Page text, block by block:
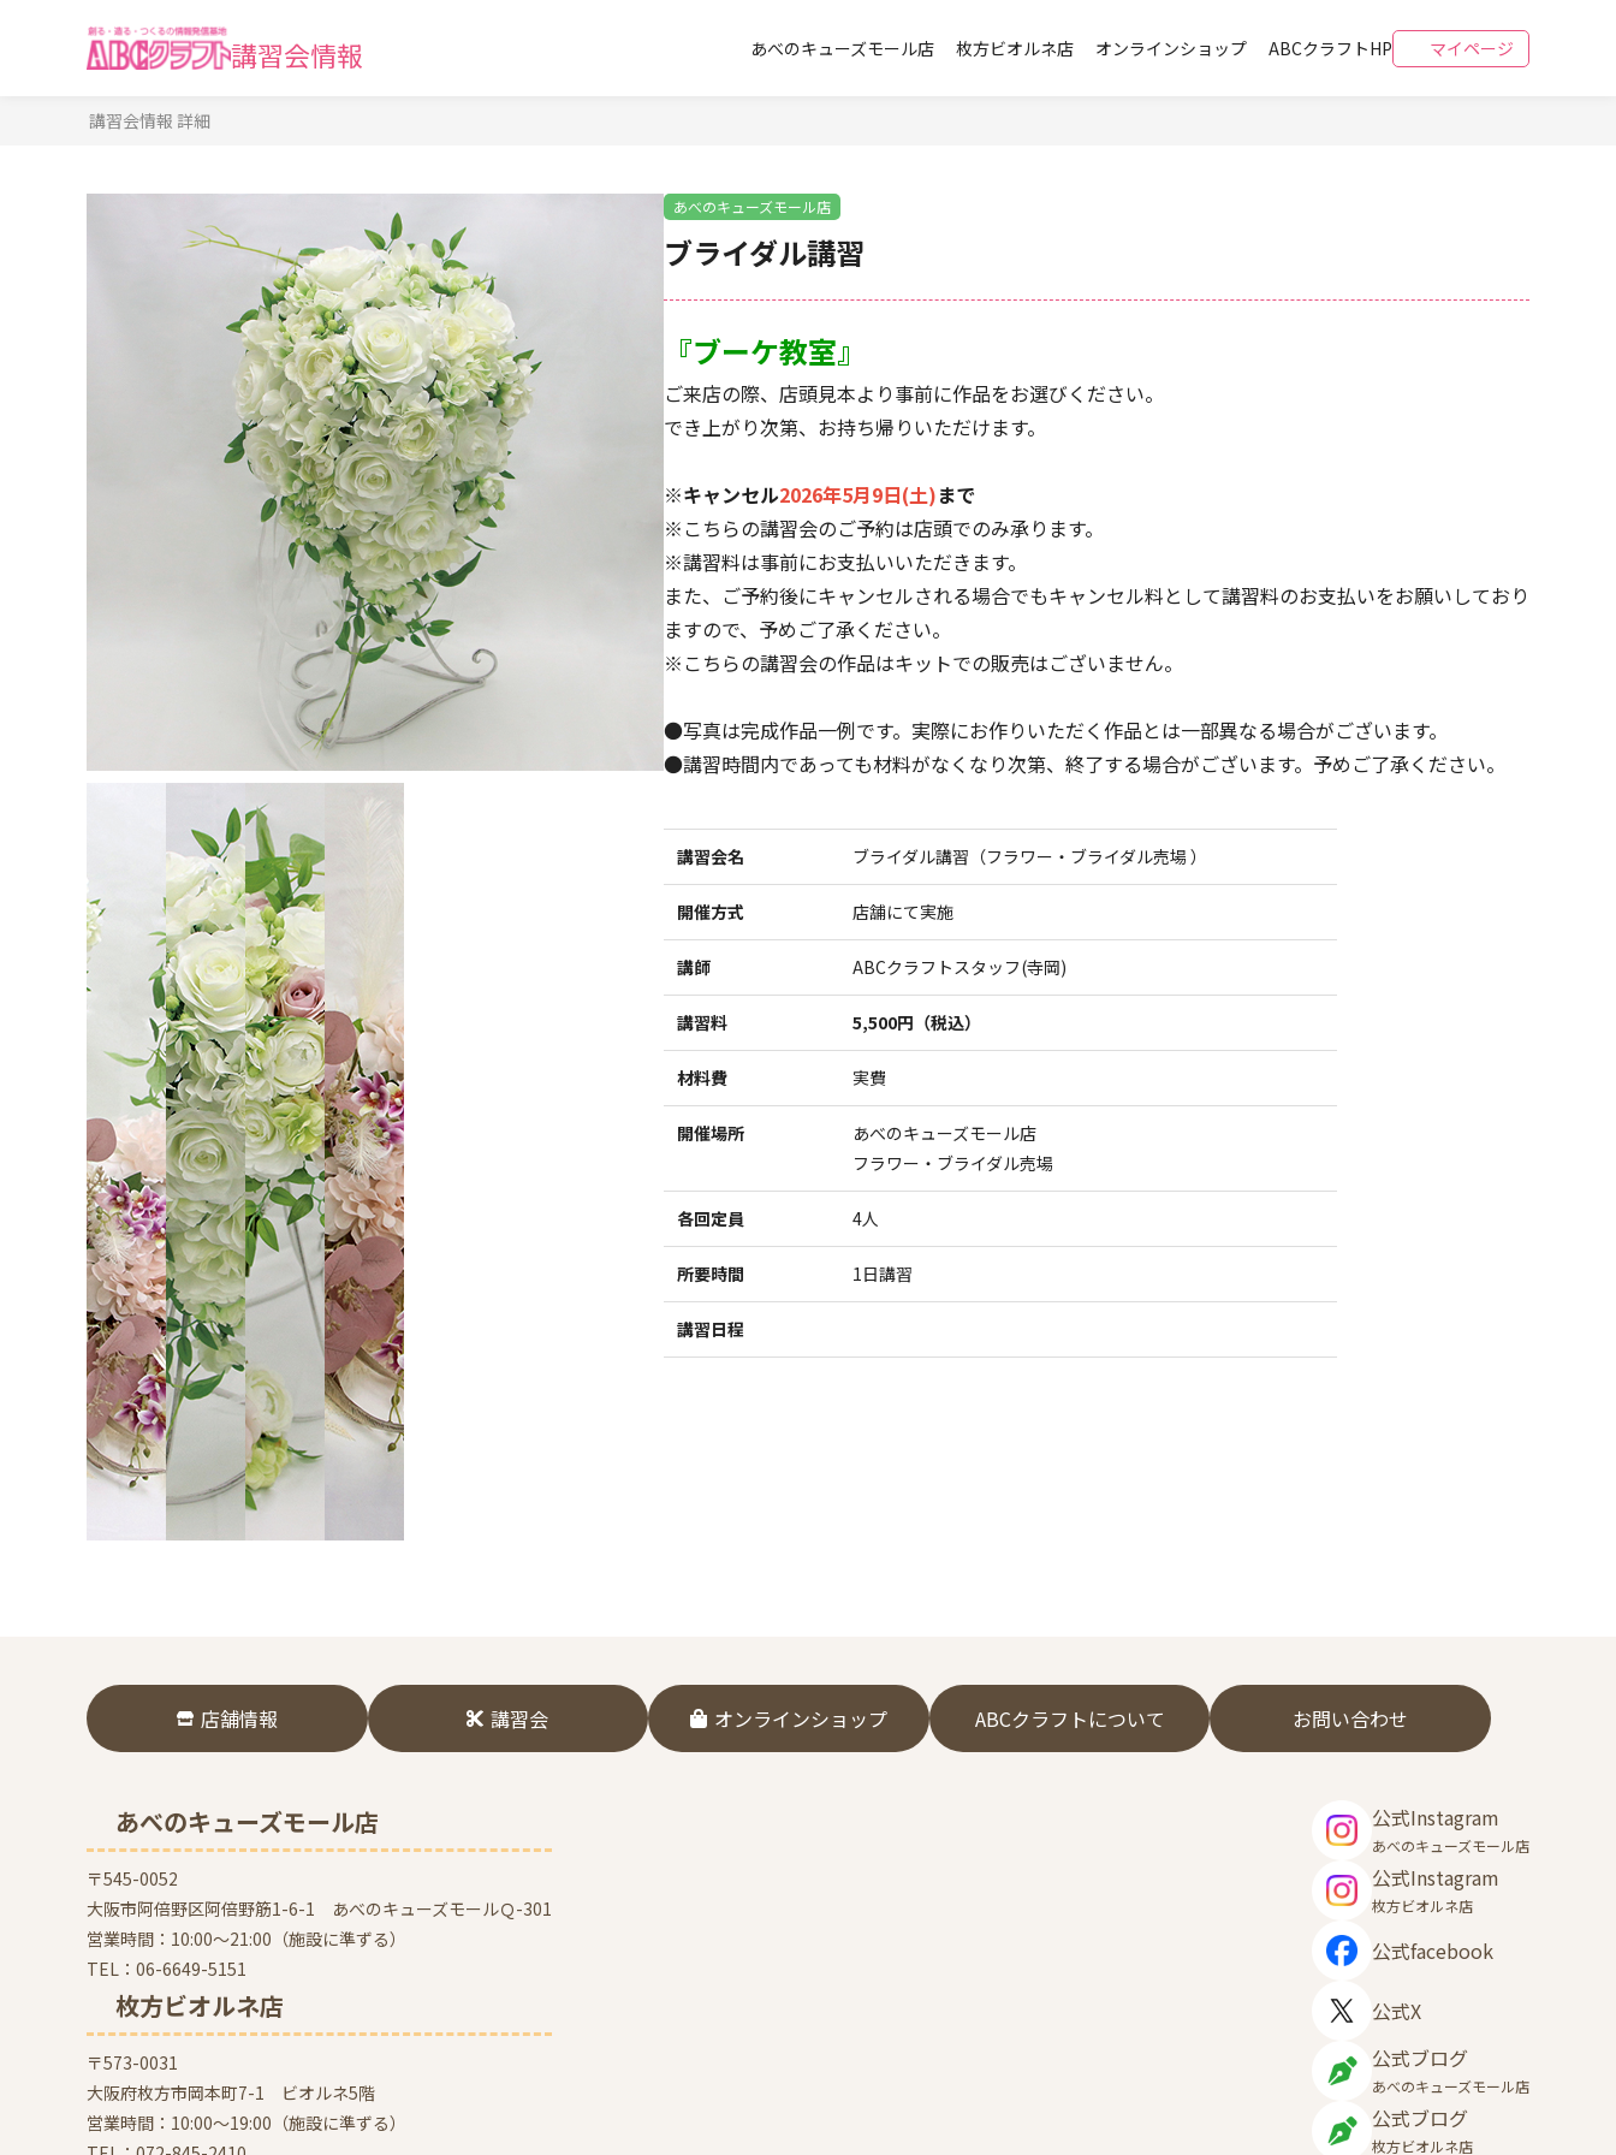
講習会情報 あべのキューズモール店 枚方ビオルネ店 オンラインショップ ABCクラフトHP マイページ
講習会情報 詳細
あべのキューズモール店
ブライダル講習
『ブーケ教室』
ご来店の際、店頭見本より事前に作品をお選びください。
でき上がり次第、お持ち帰りいただけます。
※キャンセル2026年5月9日(土)まで
※こちらの講習会のご予約は店頭でのみ承ります。
※講習料は事前にお支払いいただきます。
また、ご予約後にキャンセルされる場合でもキャンセル料として講習料のお支払いをお願いしており
ますので、予めご了承ください。
※こちらの講習会の作品はキットでの販売はございません。
●写真は完成作品一例です。実際にお作りいただく作品とは一部異なる場合がございます。
●講習時間内であっても材料がなくなり次第、終了する場合がございます。予めご了承ください。
講習会名 ブライダル講習（フラワー・ブライダル売場 ）
開催方式 店舗にて実施
講師 ABCクラフトスタッフ(寺岡)
講習料 5,500円（税込）
材料費 実費
開催場所
あべのキューズモール店
フラワー・ブライダル売場
各回定員 4人
所要時間 1日講習
講習日程
店舗情報 講習会 オンラインショップ ABCクラフトについて お問い合わせ
あべのキューズモール店
〒545-0052
大阪市阿倍野区阿倍野筋1-6-1 あべのキューズモールＱ-301
営業時間：10:00～21:00（施設に準ずる）
TEL： 06-6649-5151
枚方ビオルネ店
〒573-0031
大阪府枚方市岡本町7-1 ビオルネ5階
営業時間：10:00～19:00（施設に準ずる）
公式Instagram
あべのキューズモール店
公式Instagram
枚方ビオルネ店
公式facebook
公式X
公式ブログ
あべのキューズモール店
公式ブログ
枚方ビオルネ店